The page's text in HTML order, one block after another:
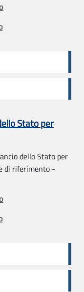
Stato per
dello Stato per
di riferimento -